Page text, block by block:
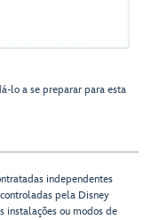
lo a se preparar para esta
independentes
pela Disney
instalações ou modos de